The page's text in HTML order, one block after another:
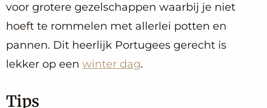
voor grotere gezelschappen waarbij je niet
hoeft te rommelen met allerlei potten en
pannen. Dit heerlijk Portugees gerecht is
lekker op een winter dag.
Tips